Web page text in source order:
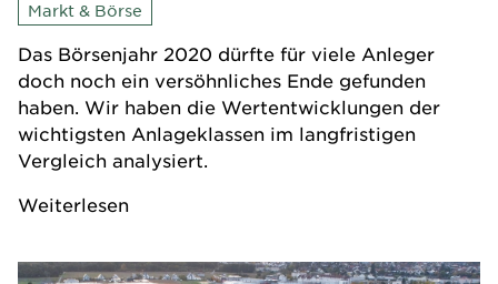
Markt & Börse
Das Börsenjahr 2020 dürfte für viele Anleger
doch noch ein versöhnliches Ende gefunden
haben. Wir haben die Wertentwicklungen der
wichtigsten Anlageklassen im langfristigen
Vergleich analysiert.
Weiterlesen